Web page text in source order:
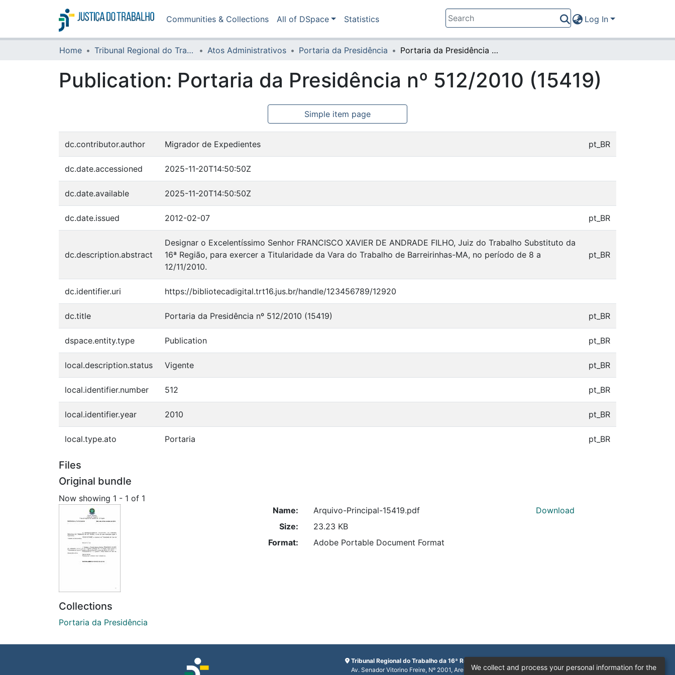
Communities & Collections All of DSpace Statistics Log In
Home Tribunal Regional do Trabalho da 16ª Região Atos Administrativos Portaria da Presidência Portaria da Presidência nº 512/2010 (15419)
Publication: Portaria da Presidência nº 512/2010 (15419)
Simple item page
dc.contributor.author Migrador de Expedientes pt_BR
dc.date.accessioned 2025-11-20T14:50:50Z
dc.date.available 2025-11-20T14:50:50Z
dc.date.issued 2012-02-07 pt_BR
dc.description.abstract
Designar o Excelentíssimo Senhor FRANCISCO XAVIER DE ANDRADE FILHO, Juiz do Trabalho Substituto da
16ª Região, para exercer a Titularidade da Vara do Trabalho de Barreirinhas-MA, no período de 8 a
12/11/2010.
pt_BR
dc.identifier.uri https://bibliotecadigital.trt16.jus.br/handle/123456789/12920
dc.title Portaria da Presidência nº 512/2010 (15419) pt_BR
dspace.entity.type Publication pt_BR
local.description.status Vigente pt_BR
local.identifier.number 512 pt_BR
local.identifier.year 2010 pt_BR
local.type.ato Portaria pt_BR
Files
Original bundle
Now showing 1 - 1 of 1
Name:
Arquivo-Principal-15419.pdf
Size:
23.23 KB
Format:
Adobe Portable Document Format
Download
Collections
Portaria da Presidência
Tribunal Regional do Trabalho da 16ª Região
Av. Senador Vitorino Freire, Nº 2001, AreinhaWe collect and process your personal information for the